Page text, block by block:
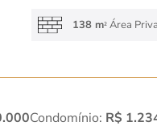
138 m2Área
Condomínio: R$